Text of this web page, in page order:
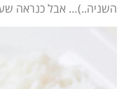
השניה..)… אבל כנראה